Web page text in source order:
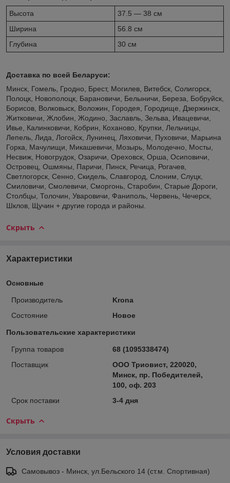
Высота
37.5 — 38 см
Ширина
56.8 см
Глубина
30 см
Доставка по всей Беларуси:
Минск, Гомель, Гродно, Брест, Могилев, Витебск, Солигорск,
Полоцк, Новополоцк, Барановичи, Белыничи, Береза, Бобруйск,
Борисов, Волковыск, Воложин, Городея, Городище, Дзержинск,
Житковичи, Жлобин, Жодино, Заславль, Зельва, Ивацевичи,
Ивье, Калинковичи, Кобрин, Коханово, Крупки, Лельчицы,
Лепель, Лида, Логойск, Лунинец, Ляховичи, Пуховичи, Марьина
Горка, Мачулищи, Микашевичи, Мозырь, Молодечно, Мосты,
Несвиж, Новогрудок, Озаричи, Ореховск, Орша, Осиповичи,
Островец, Ошмяны, Паричи, Пинск, Речица, Рогачев,
Светлогорск, Сенно, Скидель, Славгород, Слоним, Слуцк,
Смиловичи, Смолевичи, Сморгонь, Старобин, Старые Дороги,
Столбцы, Толочин, Уваровичи, Фаниполь, Червень, Чечерск,
Шклов, Щучин + другие города и районы.
Скрыть
Характеристики
Основные
Производитель
Krona
Состояние
Новое
Пользовательские характеристики
Группа товаров
68 (1095338474)
Поставщик
ООО Триовист, 220020,
Минск, пр. Победителей,
100, оф. 203
Срок поставки
3-4 дня
Скрыть
Условия доставки
Самовывоз - Минск, ул.Бельского 14 (ст.м. Спортивная)